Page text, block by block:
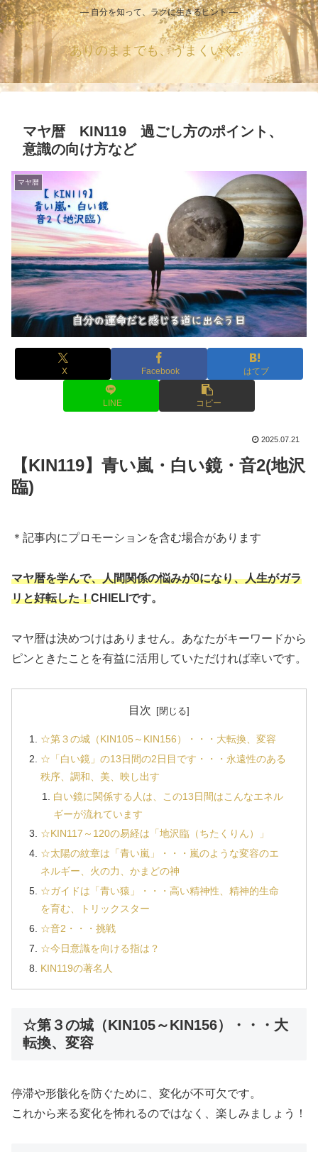
― 自分を知って、ラクに生きるヒント ―
ありのままでも、うまくいく。
マヤ暦 KIN119 過ごし方のポイント、
意識の向け方など
マヤ暦
X Facebook はてブ
LINE コピー
2025.07.21
【KIN119】青い嵐・白い鏡・音2(地沢
臨)
＊記事内にプロモーションを含む場合があります
マヤ暦を学んで、人間関係の悩みが0になり、人生がガラ
リと好転した！CHIELIです。
マヤ暦は決めつけはありません。あなたがキーワードから
ピンときたことを有益に活用していただければ幸いです。
目次
☆第３の城（KIN105～KIN156）・・・大転換、変容
☆「白い鏡」の13日間の2日目です・・・永遠性のある
秩序、調和、美、映し出す
白い鏡に関係する人は、この13日間はこんなエネル
ギーが流れています
☆KIN117～120の易経は「地沢臨（ちたくりん）」
☆太陽の紋章は「青い嵐」・・・嵐のような変容のエ
ネルギー、火の力、かまどの神
☆ガイドは「青い猿」・・・高い精神性、精神的生命
を育む、トリックスター
☆音2・・・挑戦
☆今日意識を向ける指は？
KIN119の著名人
☆第３の城（KIN105～KIN156）・・・大
転換、変容
停滞や形骸化を防ぐために、変化が不可欠です。
これから来る変化を怖れるのではなく、楽しみましょう！